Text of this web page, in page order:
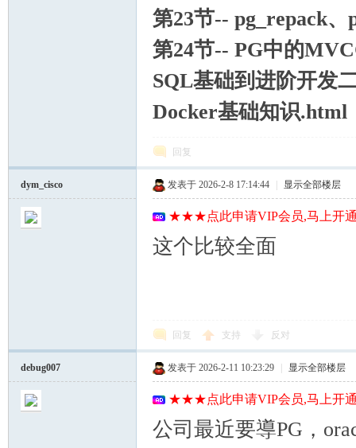
第23节-- pg_repack、
第24节-- PG中的
SQL基础到进阶开发
Docker基础知识.html
回复
dym_cisco 发表于 2026-2-8 17:14:44 显示全部楼层
★★★点此申请VIP会员,马上开
这个比较全面
回复 支持 反对
debug007 发表于 2026-2-11 10:23:29 显示全部楼层
★★★点此申请VIP会员,马上开
公司最近要導PG，